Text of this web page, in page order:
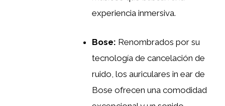
experiencia inmersiva.
Bose: Renombrados por su
tecnología de cancelación de
ruido, los auriculares in ear de
Bose ofrecen una comodidad